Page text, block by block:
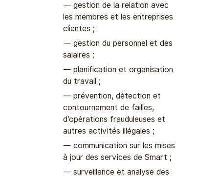
gestion de la relation avec
les membres et les entreprises
clientes ;
gestion du personnel et des
salaires ;
planification et organisation
du travail ;
prévention, détection et
contournement de failles,
d’opérations frauduleuses et
autres activités illégales ;
communication sur les mises
à jour des services de Smart ;
surveillance et analyse des